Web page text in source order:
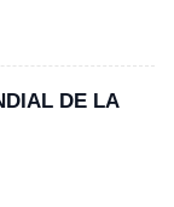
DE LA